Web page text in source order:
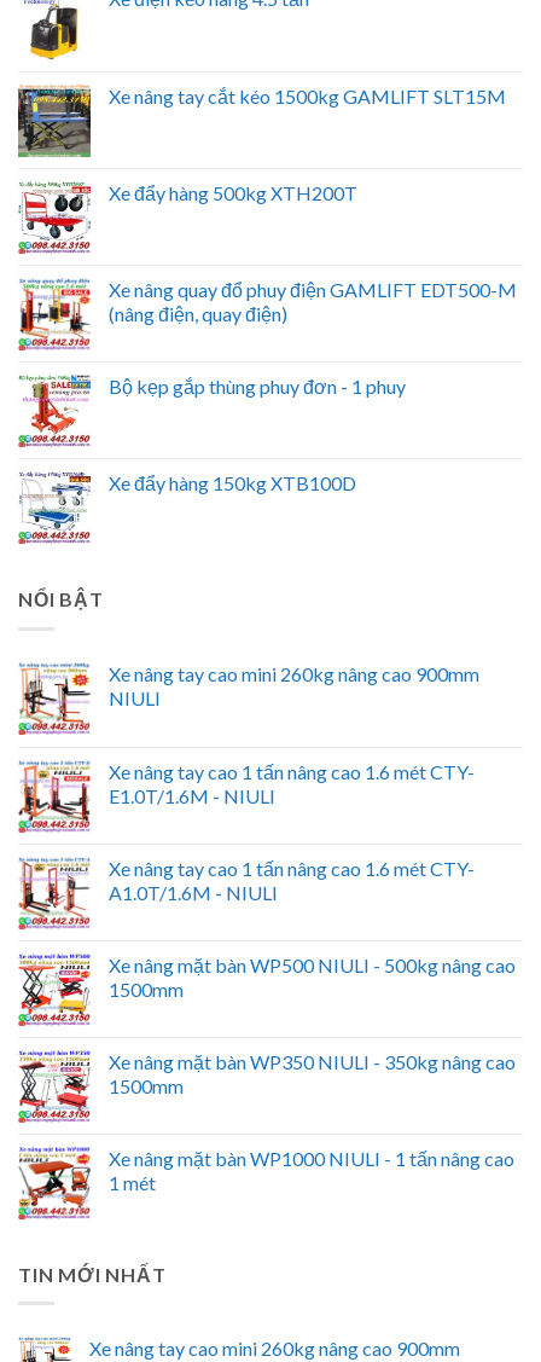
Xe nâng tay cắt kéo 1500kg GAMLIFT SLT15M
Xe đẩy hàng 500kg XTH200T
Xe nâng quay đổ phuy điện GAMLIFT EDT500-M
(nâng điện, quay điện)
Bộ kẹp gắp thùng phuy đơn - 1 phuy
Xe đẩy hàng 150kg XTB100D
NỔI BẬT
Xe nâng tay cao mini 260kg nâng cao 900mm
NIULI
Xe nâng tay cao 1 tấn nâng cao 1.6 mét CTY-
E1.0T/1.6M - NIULI
Xe nâng tay cao 1 tấn nâng cao 1.6 mét CTY-
A1.0T/1.6M - NIULI
Xe nâng mặt bàn WP500 NIULI - 500kg nâng cao
1500mm
Xe nâng mặt bàn WP350 NIULI - 350kg nâng cao
1500mm
Xe nâng mặt bàn WP1000 NIULI - 1 tấn nâng cao
1 mét
TIN MỚI NHẤT
Xe nâng tay cao mini 260kg nâng cao 900mm